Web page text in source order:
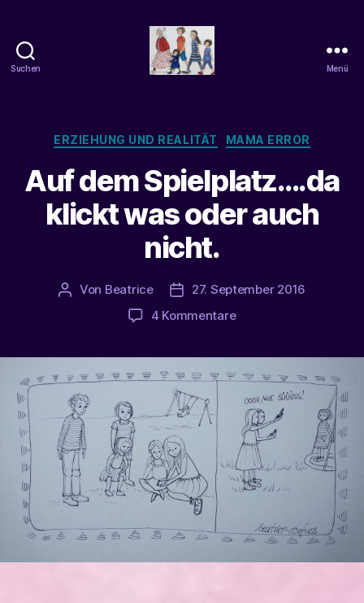
Suchen Menü
Kategorien
ERZIEHUNG UND REALITÄT MAMA ERROR
Auf dem Spielplatz….da
klickt was oder auch
nicht.
Beitragsautor
Von Beatrice Veröffentlichungsdatum
27. September 2016
4 Kommentarezu
klickt
was
oder
auch
nicht.